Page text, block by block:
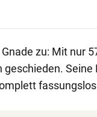
zu: Mit nur
Seine